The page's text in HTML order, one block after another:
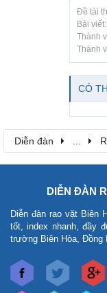
Đề tài
Bài viết:
Thành
Thành
CÓ
Diễn đàn
DIỄN ĐÀN
Diễn đàn rao vặt Biên
tốt, index nhanh, đầy
trường Biên Hòa, Đồng